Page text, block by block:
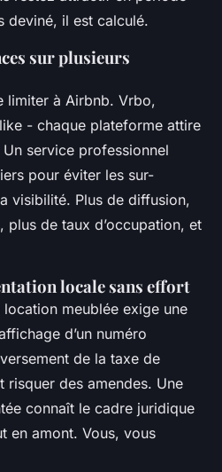
deviné, il est calculé.
sur plusieurs
limiter à Airbnb. Vrbo,
- chaque plateforme attire
service professionnel
pour éviter les sur-
visibilité. Plus de diffusion,
plus de taux d’occupation, et
locale sans effort
meublée exige une
d’un numéro
de la taxe de
risquer des amendes. Une
connaît le cadre juridique
en amont. Vous, vous